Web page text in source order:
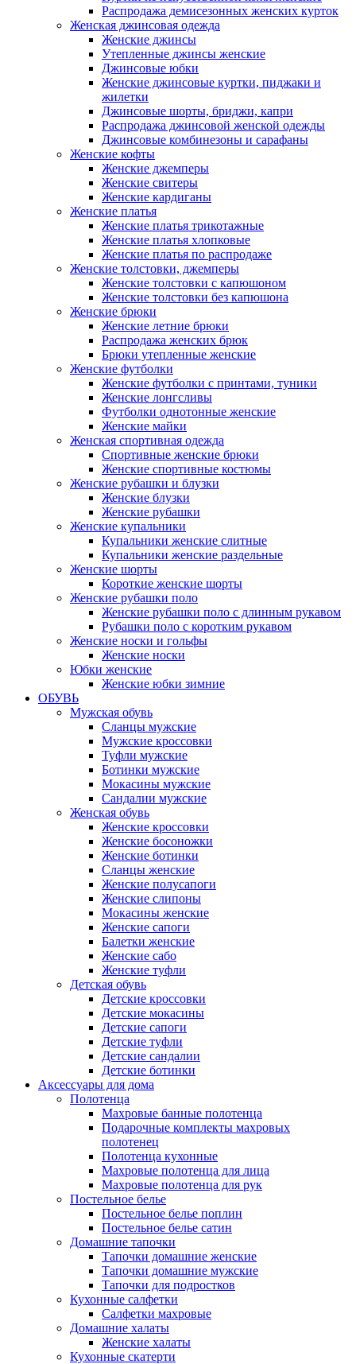
Распродажа демисезонных женских курток
Женская джинсовая одежда
Женские джинсы
Утепленные джинсы женские
Джинсовые юбки
Женские джинсовые куртки, пиджаки и
жилетки
Джинсовые шорты, бриджи, капри
Распродажа джинсовой женской одежды
Джинсовые комбинезоны и сарафаны
Женские кофты
Женские джемперы
Женские свитеры
Женские кардиганы
Женские платья
Женские платья трикотажные
Женские платья хлопковые
Женские платья по распродаже
Женские толстовки, джемперы
Женские толстовки с капюшоном
Женские толстовки без капюшона
Женские брюки
Женские летние брюки
Распродажа женских брюк
Брюки утепленные женские
Женские футболки
Женские футболки с принтами, туники
Женские лонгсливы
Футболки однотонные женские
Женские майки
Женская спортивная одежда
Спортивные женские брюки
Женские спортивные костюмы
Женские рубашки и блузки
Женские блузки
Женские рубашки
Женские купальники
Купальники женские слитные
Купальники женские раздельные
Женские шорты
Короткие женские шорты
Женские рубашки поло
Женские рубашки поло с длинным рукавом
Рубашки поло с коротким рукавом
Женские носки и гольфы
Женские носки
Юбки женские
Женские юбки зимние
ОБУВЬ
Мужская обувь
Сланцы мужские
Мужские кроссовки
Туфли мужские
Ботинки мужские
Мокасины мужские
Сандалии мужские
Женская обувь
Женские кроссовки
Женские босоножки
Женские ботинки
Сланцы женские
Женские полусапоги
Женские слипоны
Мокасины женские
Женские сапоги
Балетки женские
Женские сабо
Женские туфли
Детская обувь
Детские кроссовки
Детские мокасины
Детские сапоги
Детские туфли
Детские сандалии
Детские ботинки
Аксессуары для дома
Полотенца
Махровые банные полотенца
Подарочные комплекты махровых
полотенец
Полотенца кухонные
Махровые полотенца для лица
Махровые полотенца для рук
Постельное белье
Постельное белье поплин
Постельное белье сатин
Домашние тапочки
Тапочки домашние женские
Тапочки домашние мужские
Тапочки для подростков
Кухонные салфетки
Салфетки махровые
Домашние халаты
Женские халаты
Кухонные скатерти